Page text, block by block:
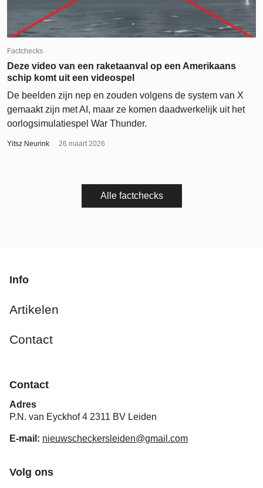
Factchecks
Deze video van een raketaanval op een Amerikaans
schip komt uit een videospel
De beelden zijn nep en zouden volgens de system van X
gemaakt zijn met AI, maar ze komen daadwerkelijk uit het
oorlogsimulatiespel War Thunder.
Yitsz Neurink 26 maart 2026
Alle factchecks
Info
Artikelen
Contact
Contact
Adres
P.N. van Eyckhof 4 2311 BV Leiden
E-mail: nieuwscheckersleiden@gmail.com
Volg ons